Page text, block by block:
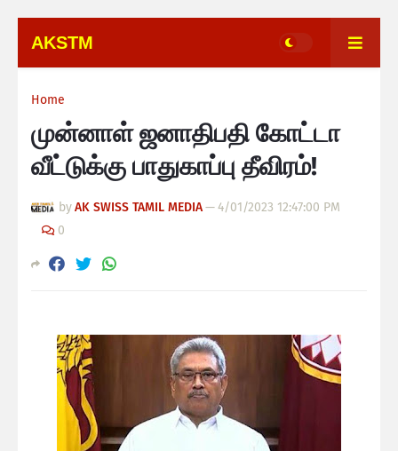
AKSTM
Home
முன்னாள் ஜனாதிபதி கோட்டா
வீட்டுக்கு பாதுகாப்பு தீவிரம்!
byAK SWISS TAMIL MEDIA—4/01/2023 12:47:00 PM
0